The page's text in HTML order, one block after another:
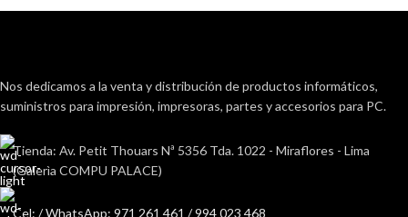
Nos dedicamos a la venta y distribución de productos informáticos,
suministros para impresión, impresoras, partes y accesorios para PC.
Tienda: Av. Petit Thouars Nª 5356 Tda. 1022 - Miraflores - Lima
(Galerìa COMPU PALACE)
Cel: / WhatsApp: 971 261 461 / 994 023 468